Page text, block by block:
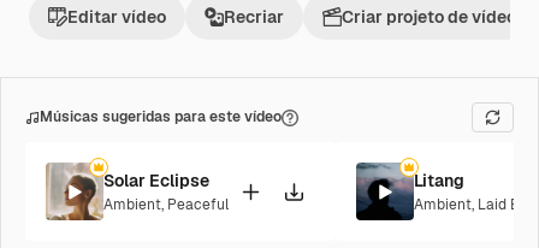
Editar vídeo Recriar Criar projeto de vídeo
Músicas sugeridas para este vídeo
Solar Eclipse
Ambient, Peaceful
Litang
Ambient, Laid